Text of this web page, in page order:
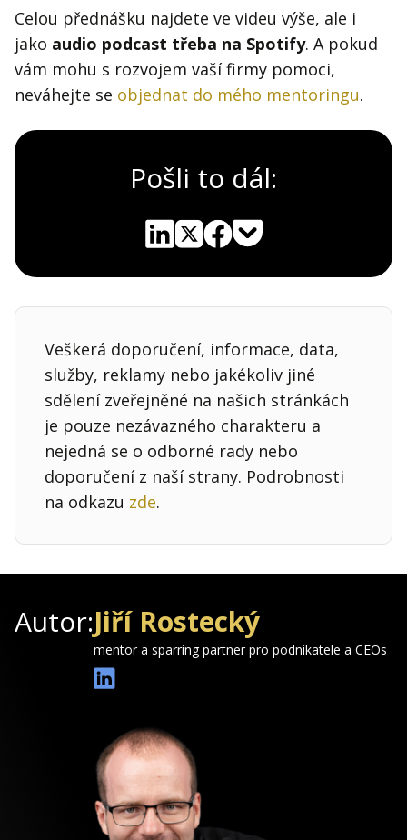
Celou přednášku najdete ve videu výše, ale i
jako audio podcast třeba na Spotify. A pokud
vám mohu s rozvojem vaší firmy pomoci,
neváhejte se objednat do mého mentoringu.
Pošli to dál:
Veškerá doporučení, informace, data,
služby, reklamy nebo jakékoliv jiné
sdělení zveřejněné na našich stránkách
je pouze nezávazného charakteru a
nejedná se o odborné rady nebo
doporučení z naší strany. Podrobnosti
na odkazu zde.
Autor:Jiří Rostecký
mentor a sparring partner pro podnikatele a CEOs